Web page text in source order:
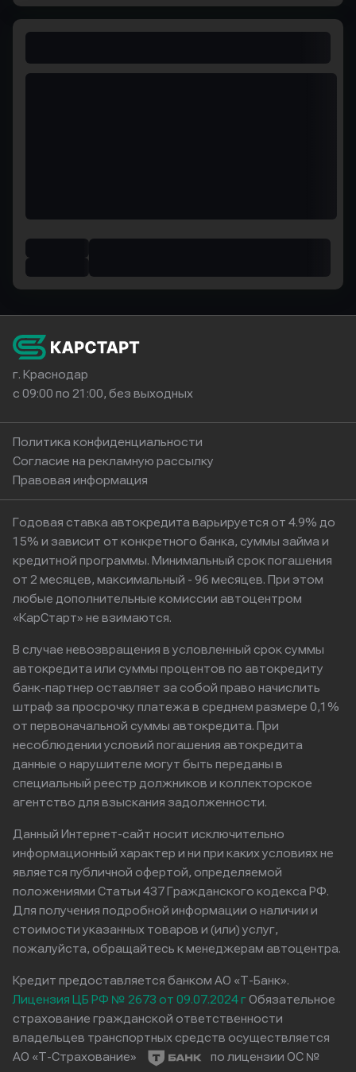
г. Краснодар
с 09:00 по 21:00, без выходных
Политика конфиденциальности
Согласие на рекламную рассылку
Правовая информация
Годовая ставка автокредита варьируется от 4.9% до
15% и зависит от конкретного банка, суммы займа и
кредитной программы. Минимальный срок погашения
от 2 месяцев, максимальный - 96 месяцев. При этом
любые дополнительные комиссии автоцентром
«КарСтарт» не взимаются.
В случае невозвращения в условленный срок суммы
автокредита или суммы процентов по автокредиту
банк-партнер оставляет за собой право начислить
штраф за просрочку платежа в среднем размере 0,1%
от первоначальной суммы автокредита. При
несоблюдении условий погашения автокредита
данные о нарушителе могут быть переданы в
специальный реестр должников и коллекторское
агентство для взыскания задолженности.
Данный Интернет-сайт носит исключительно
информационный характер и ни при каких условиях не
является публичной офертой, определяемой
положениями Статьи 437 Гражданского кодекса РФ.
Для получения подробной информации о наличии и
стоимости указанных товаров и (или) услуг,
пожалуйста, обращайтесь к менеджерам автоцентра.
Кредит предоставляется банком АО «Т-Банк».
Лицензия ЦБ РФ № 2673 от 09.07.2024 гОбязательное
страхование гражданской ответственности
владельцев транспортных средств осуществляется
АО «Т-Страхование»
по лицензии ОС №